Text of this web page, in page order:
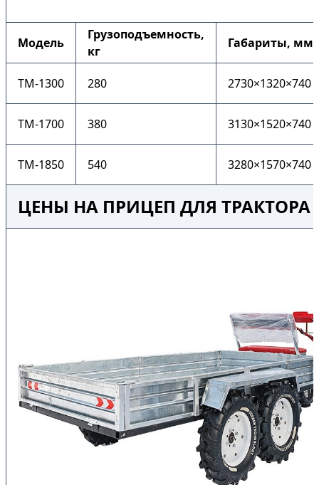
Модель
Грузоподъемность,
кг
Габариты, мм
ТМ-1300 280 2730×1320×740
ТМ-1700 380 3130×1520×740
ТМ-1850 540 3280×1570×740
ЦЕНЫ НА ПРИЦЕП ДЛЯ